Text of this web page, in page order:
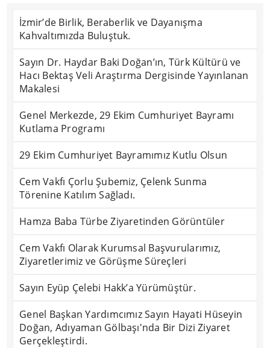
İzmir’de Birlik, Beraberlik ve Dayanışma
Kahvaltımızda Buluştuk.
Sayın Dr. Haydar Baki Doğan’ın, Türk Kültürü ve
Hacı Bektaş Veli Araştırma Dergisinde Yayınlanan
Makalesi
Genel Merkezde, 29 Ekim Cumhuriyet Bayramı
Kutlama Programı
29 Ekim Cumhuriyet Bayramımız Kutlu Olsun
Cem Vakfı Çorlu Şubemiz, Çelenk Sunma
Törenine Katılım Sağladı.
Hamza Baba Türbe Ziyaretinden Görüntüler
Cem Vakfı Olarak Kurumsal Başvurularımız,
Ziyaretlerimiz ve Görüşme Süreçleri
Sayın Eyüp Çelebi Hakk’a Yürümüştür.
Genel Başkan Yardımcımız Sayın Hayati Hüseyin
Doğan, Adıyaman Gölbaşı'nda Bir Dizi Ziyaret
Gerçekleştirdi.